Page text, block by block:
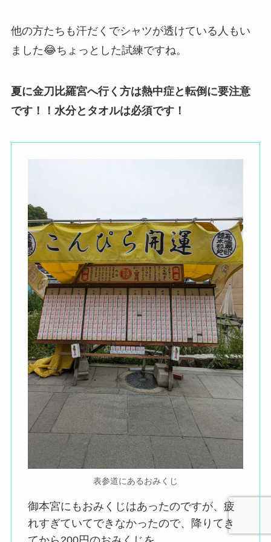
他の方たちも汗だくでシャツが透けている人もい
ました😂ちょっとした試練ですね。
夏に金刀比羅宮へ行く方は熱中症と転倒に要注意
です！！水分とタオルは必須です！
表参道にあるおみくじ
御本宮にもおみくじはあったのですが、疲
れすぎていてできなかったので、降りてき